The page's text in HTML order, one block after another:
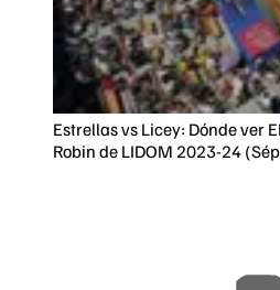
Estrellas vs Licey: Dónde ver
Robin de LIDOM 2023-24